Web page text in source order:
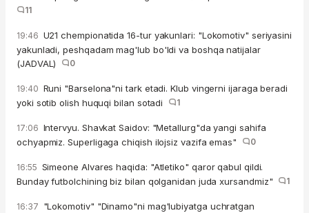
11
19:46 U21 chempionatida 16-tur yakunlari: "Lokomotiv" seriyasini
yakunladi, peshqadam mag'lub bo'ldi va boshqa natijalar
(JADVAL)
0
19:40 Runi "Barselona"ni tark etadi. Klub vingerni ijaraga beradi
yoki sotib olish huquqi bilan sotadi
1
17:06 Intervyu. Shavkat Saidov: "Metallurg"da yangi sahifa
ochyapmiz. Superligaga chiqish ilojsiz vazifa emas"
0
16:55 Simeone Alvares haqida: "Atletiko" qaror qabul qildi.
Bunday futbolchining biz bilan qolganidan juda xursandmiz"
1
16:37 "Lokomotiv" "Dinamo"ni mag'lubiyatga uchratgan